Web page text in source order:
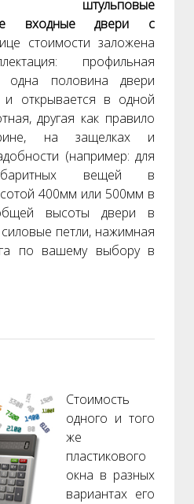
штульповые
входные двери с
стоимости заложена
профильная
одна половина двери
открывается в одной
другая как правило
на защелках и
(например: для
вещей в
400мм или 500мм в
высоты двери в
петли, нажимная
по вашему выбору в
Стоимость
одного и того
же
пластикового
окна в разных
вариантах его